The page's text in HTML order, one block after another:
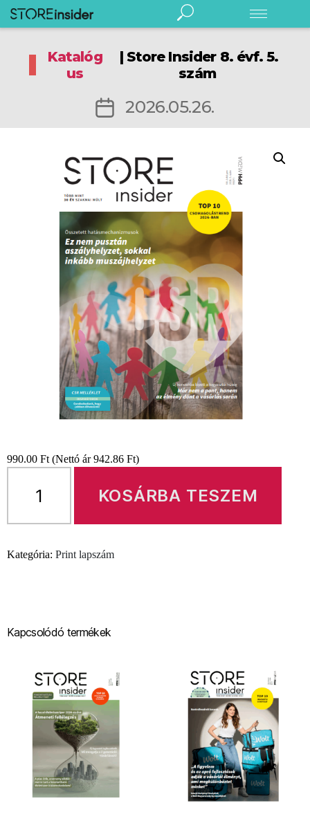
Digitális Store Insider
Rendezvény
Kereskedelem
Élelmiszeripar
Fenntarthatóság
Store
Katalóg
us
| Store Insider 8. évf. 5.
szám
Bejegyzés
dátuma
2026.05.26.
990.00 Ft (Nettó ár942.86 Ft)
évf.
szám
KOSÁRBA TESZEM
Kategória: Print lapszám
Kapcsolódó termékek